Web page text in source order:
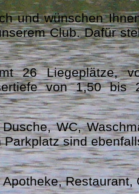
und wünschen
Club. Dafür
26
von 1,50
WC,
sind